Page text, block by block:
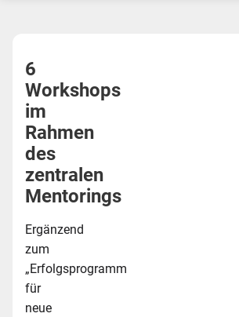
6
Workshops
im
Rahmen
des
zentralen
Mentorings
Ergänzend
zum
„Erfolgsprogramm
für
neue